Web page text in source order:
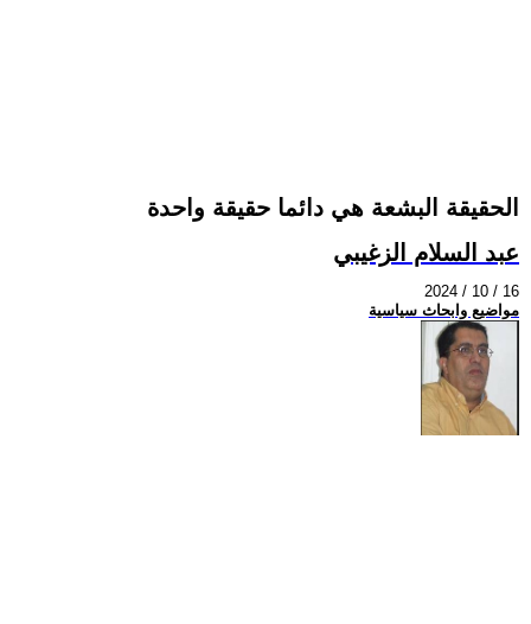
الحقيقة البشعة هي دائما حقيقة واحدة
عبد السلام الزغيبي
2024 / 10 / 16
مواضيع وابحاث سياسية